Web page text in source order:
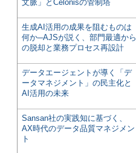
文脈」とCelonisの管制塔
生成AI活用の成果を阻むものは
何か─AJSが説く、部門最適から
の脱却と業務プロセス再設計
データエージェントが導く「デ
ータマネジメント」の民主化と
AI活用の未来
Sansan社の実践知に基づく、
AX時代のデータ品質マネジメン
ト